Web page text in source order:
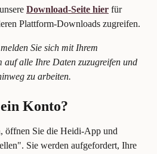
Download-Seite hier für
Plattform-Downloads zugreifen.
Sie sich mit Ihrem
auf alle Ihre Daten zuzugreifen und
zu arbeiten.
Konto?
öffnen Sie die Heidi-App und
Sie werden aufgefordert, Ihre